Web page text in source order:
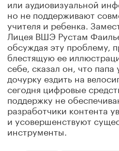
или аудиовизуальной
но не поддерживают
учителя и ребенка.
Лицея ВШЭ Рустам
обсуждая эту проблему,
блестящую ее
себе, сказал он, что
дочурку ездить на
сегодня цифровые
поддержку не
разработчики контента
и усовершенствуют
инструменты.